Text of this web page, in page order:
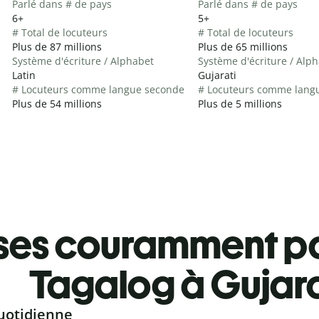
Parlé dans # de pays
6+
# Total de locuteurs
Plus de 87 millions
Système d'écriture / Alphabet
Latin
# Locuteurs comme langue seconde
Plus de 54 millions
Parlé dans # de pays
5+
# Total de locuteurs
Plus de 65 millions
Système d'écriture /
Gujarati
# Locuteurs comme
Plus de 5 millions
couramment
Tagalog à